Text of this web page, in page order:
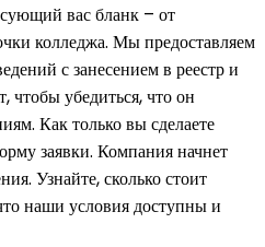
вас бланк – от
колледжа. Мы предоставляем
с занесением в реестр и
чтобы убедиться, что он
Как только вы сделаете
заявки. Компания начнет
Узнайте, сколько стоит
наши условия доступны и